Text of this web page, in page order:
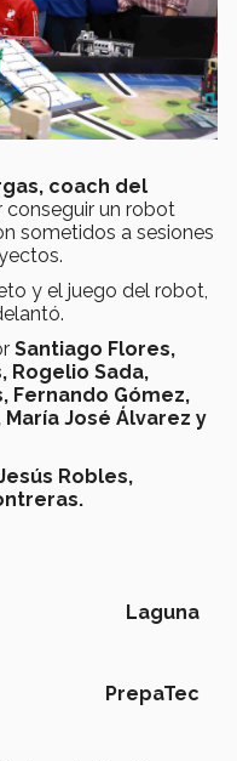
coach del
conseguir un robot
sometidos a sesiones
y el juego del robot,
Santiago Flores,
Rogelio Sada,
Fernando Gómez,
José Álvarez y
Robles,
Laguna
PrepaTec